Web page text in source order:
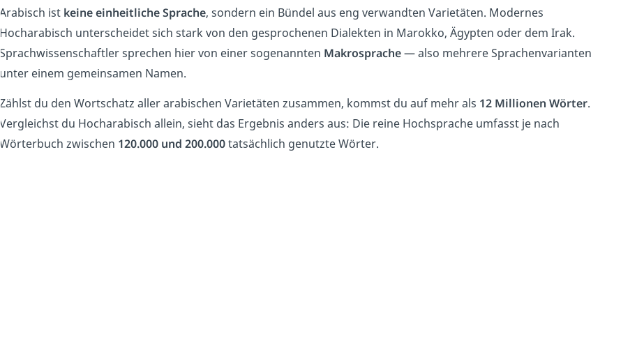
Arabisch ist keine einheitliche Sprache, sondern ein Bündel aus eng verwandten Varietäten. Modernes
Hocharabisch unterscheidet sich stark von den gesprochenen Dialekten in Marokko, Ägypten oder dem Irak.
Sprachwissenschaftler sprechen hier von einer sogenannten Makrosprache— also mehrere Sprachenvarianten
unter einem gemeinsamen Namen.
Zählst du den Wortschatz aller arabischen Varietäten zusammen, kommst du auf mehr als 12 Millionen Wörter.
Vergleichst du Hocharabisch allein, sieht das Ergebnis anders aus: Die reine Hochsprache umfasst je nach
Wörterbuch zwischen 120.000 und 200.000tatsächlich genutzte Wörter.